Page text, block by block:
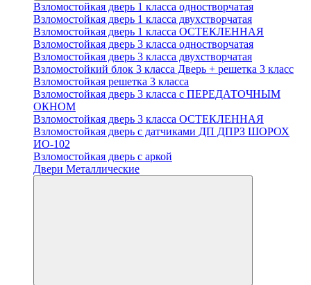
Взломостойкая дверь 1 класса одностворчатая
Взломостойкая дверь 1 класса двухстворчатая
Взломостойкая дверь 1 класса ОСТЕКЛЕННАЯ
Взломостойкая дверь 3 класса одностворчатая
Взломостойкая дверь 3 класса двухстворчатая
Взломостойкий блок 3 класса Дверь + решетка 3 класс
Взломостойкая решетка 3 класса
Взломостойкая дверь 3 класса с ПЕРЕДАТОЧНЫМ
ОКНОМ
Взломостойкая дверь 3 класса ОСТЕКЛЕННАЯ
Взломостойкая дверь с датчиками ДП ДПРЗ ШОРОХ
ИО-102
Взломостойкая дверь с аркой
Двери Металлические